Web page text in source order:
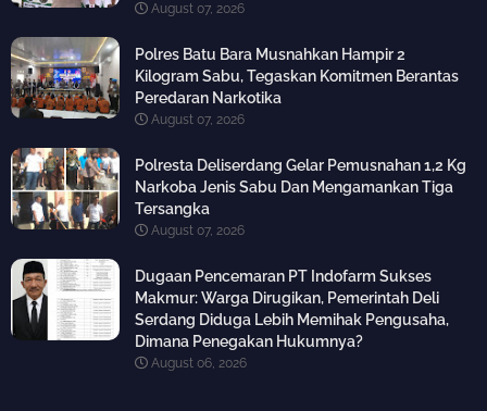
August 07, 2026
Polres Batu Bara Musnahkan Hampir 2
Kilogram Sabu, Tegaskan Komitmen Berantas
Peredaran Narkotika
August 07, 2026
Polresta Deliserdang Gelar Pemusnahan 1,2 Kg
Narkoba Jenis Sabu Dan Mengamankan Tiga
Tersangka
August 07, 2026
Dugaan Pencemaran PT Indofarm Sukses
Makmur: Warga Dirugikan, Pemerintah Deli
Serdang Diduga Lebih Memihak Pengusaha,
Dimana Penegakan Hukumnya?
August 06, 2026